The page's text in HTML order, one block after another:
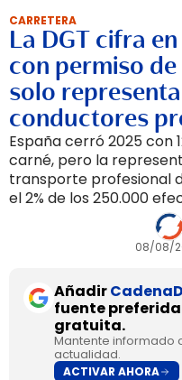
CARRETERA
La DGT cifra
con permiso
solo
conductores
España cerró 2025 con
carné, pero la
transporte profesional
el 2% de los 250.000
08/08/
Añadir
fuente
gratuita.
Mantente informado
actualidad.
ACTIVAR AHORA